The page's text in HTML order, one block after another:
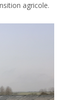
agricole.